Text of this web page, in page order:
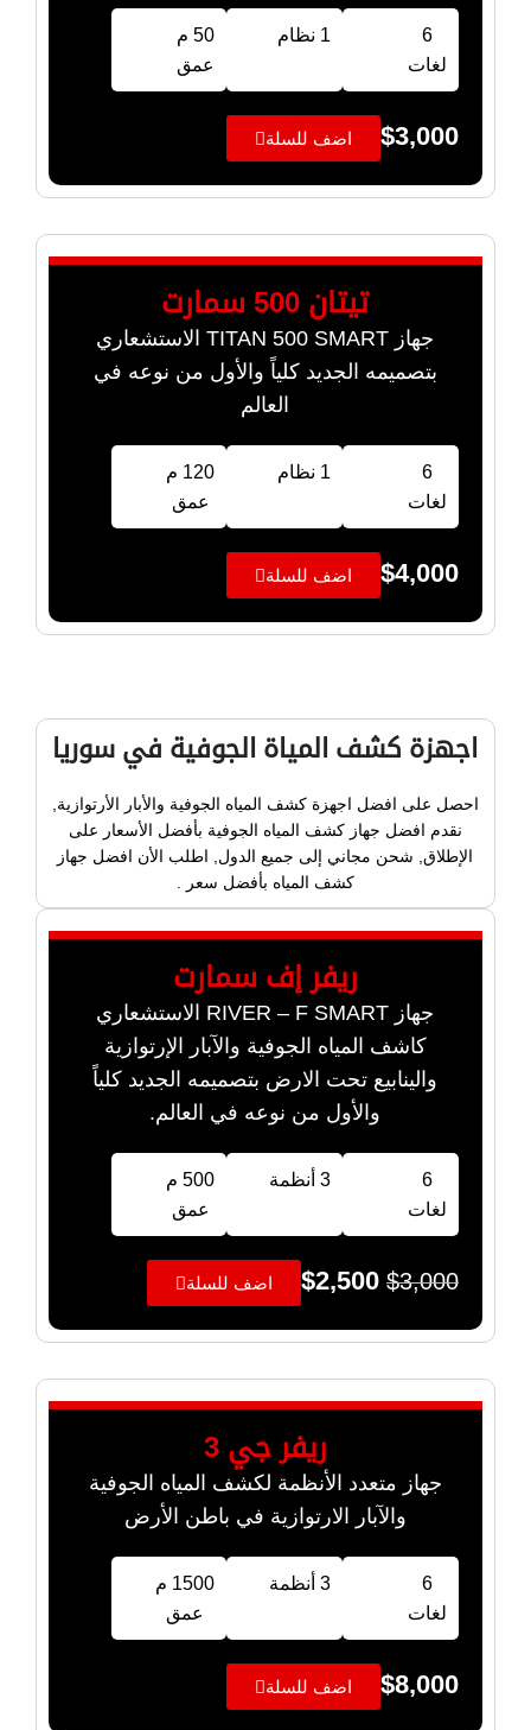
6
لغات
1 نظام
50 م
عمق
$3,000 اضف للسلة
تيتان 500 سمارت
جهاز TITAN 500 SMART الاستشعاري
بتصميمه الجديد كلياً والأول من نوعه في
العالم
6
لغات
1 نظام
120 م
عمق
$4,000 اضف للسلة
اجهزة كشف المياة الجوفية في سوريا
احصل على افضل اجهزة كشف المياه الجوفية والأبار الأرتوازية,
نقدم افضل جهاز كشف المياه الجوفية بأفضل الأسعار على
الإطلاق, شحن مجاني إلى جميع الدول, اطلب الأن افضل جهاز
كشف المياه بأفضل سعر .
ريفر إف سمارت
جهاز RIVER – F SMART الاستشعاري
كاشف المياه الجوفية والآبار الإرتوازية
والينابيع تحت الارض بتصميمه الجديد كلياً
والأول من نوعه في العالم.
6
لغات
3 أنظمة
500 م
عمق
$3,000
$2,500 اضف للسلة
ريفر جي 3
جهاز متعدد الأنظمة لكشف المياه الجوفية
والآبار الارتوازية في باطن الأرض
6
لغات
3 أنظمة
1500 م
عمق
$8,000 اضف للسلة